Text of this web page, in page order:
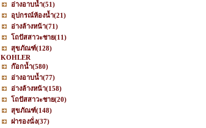
อ่างอาบน้ำ(51)
อุปกรณ์ห้องน้ำ(21)
อ่างล้างหน้า(71)
โถปัสสาวะชาย(11)
สุขภัณฑ์(128)
KOHLER
ก๊อกน้ำ(580)
อ่างอาบน้ำ(77)
อ่างล้างหน้า(158)
โถปัสสาวะชาย(20)
สุขภัณฑ์(148)
ฝารองนั่ง(37)